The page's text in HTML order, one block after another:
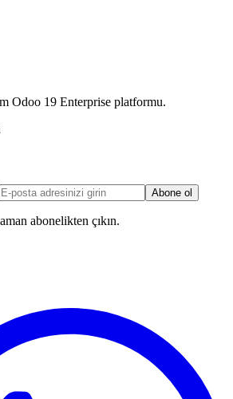
Odoo 19 Enterprise platformu.
Abone ol
abonelikten çıkın.